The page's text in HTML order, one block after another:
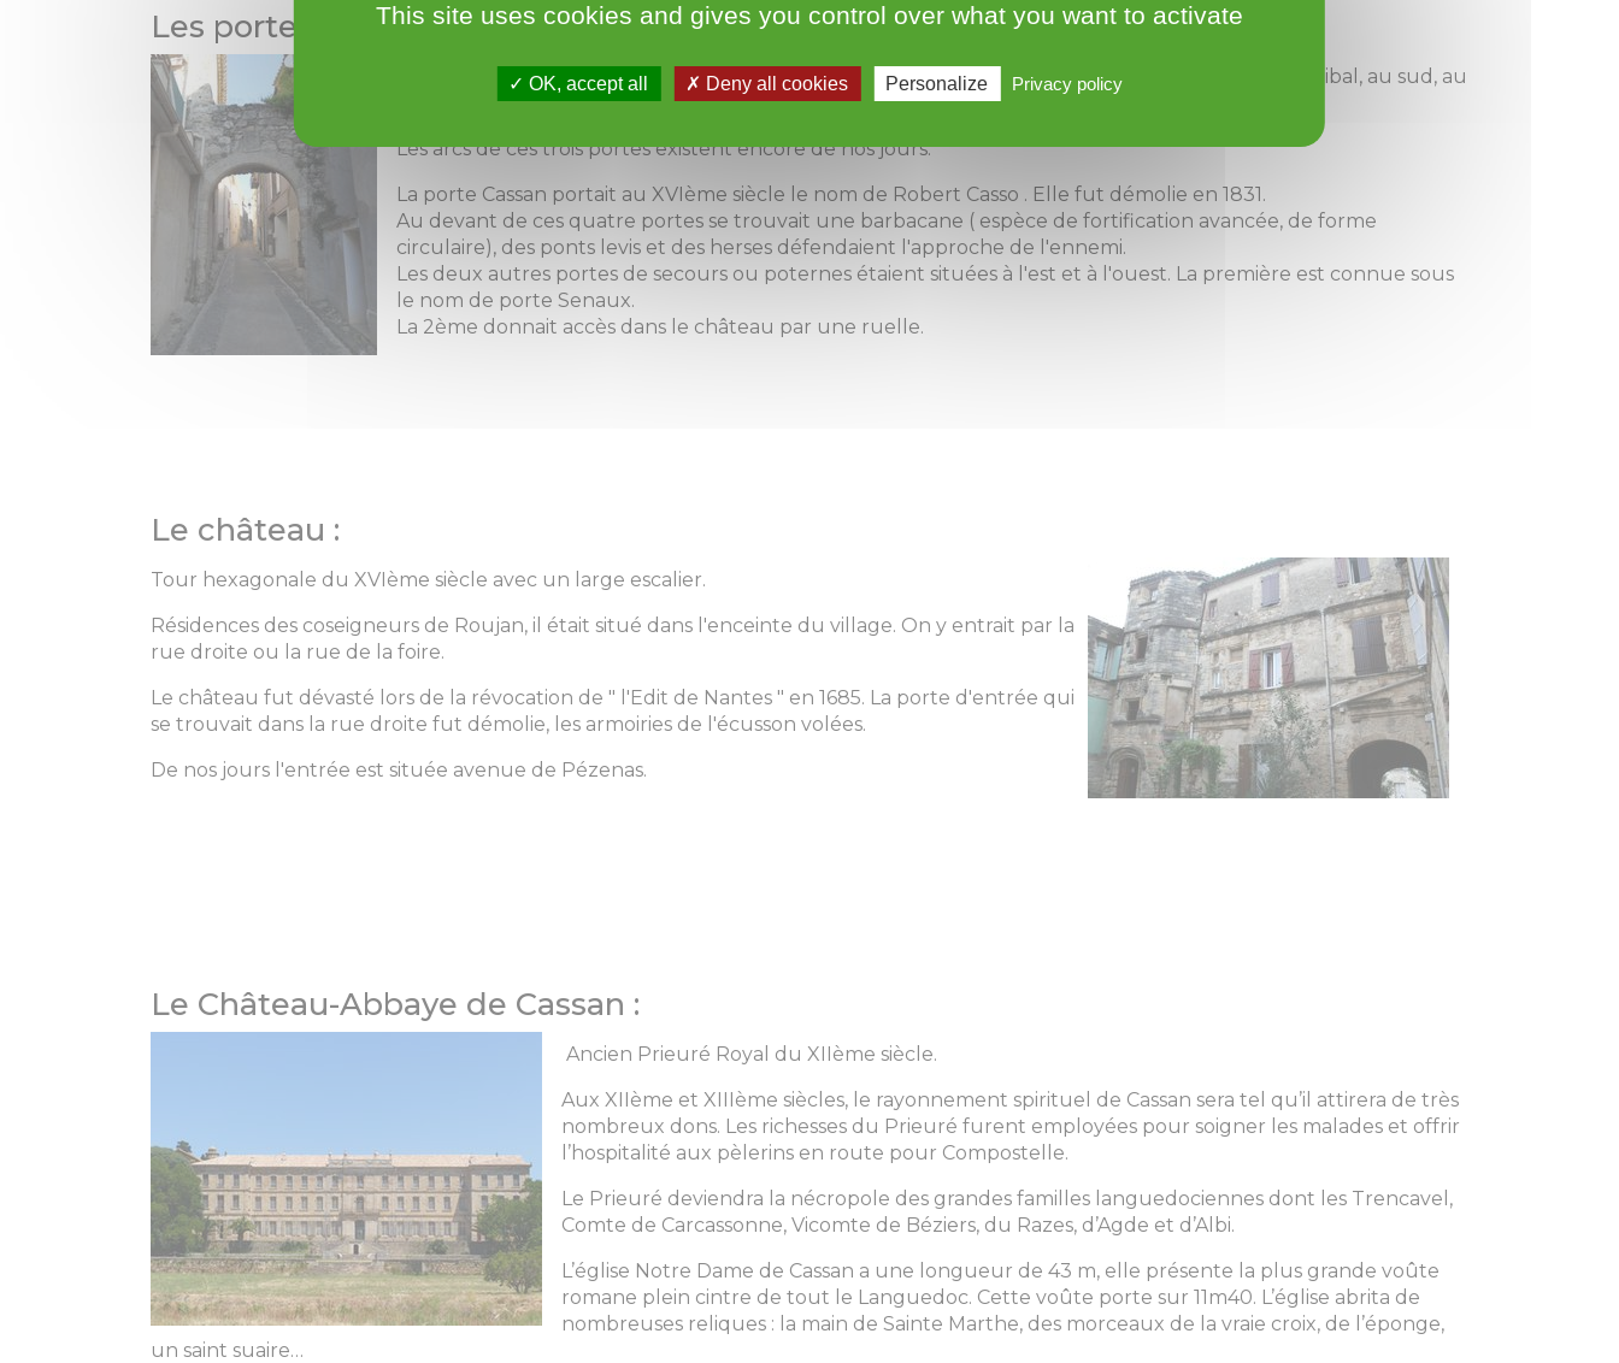
Les portes du temps :
On accédait dans la ville par six portes: St Laurent au nord, à 300 mètres face à l'église, la porte Bibal, au sud, au
fond de la rue droite, la porte St Pierre qui faisait face au hameau de St Jean.
Les arcs de ces trois portes existent encore de nos jours.
La porte Cassan portait au XVIème siècle le nom de Robert Casso . Elle fut démolie en 1831.
Au devant de ces quatre portes se trouvait une barbacane ( espèce de fortification avancée, de forme
circulaire), des ponts levis et des herses défendaient l'approche de l'ennemi.
Les deux autres portes de secours ou poternes étaient situées à l'est et à l'ouest. La première est connue sous
le nom de porte Senaux.
La 2ème donnait accès dans le château par une ruelle.
Le château :
Tour hexagonale du XVIème siècle avec un large escalier.
Résidences des coseigneurs de Roujan, il était situé dans l'enceinte du village. On y entrait par la
rue droite ou la rue de la foire.
Le château fut dévasté lors de la révocation de " l'Edit de Nantes " en 1685. La porte d'entrée qui
se trouvait dans la rue droite fut démolie, les armoiries de l'écusson volées.
De nos jours l'entrée est située avenue de Pézenas.
Le Château-Abbaye de Cassan :
Ancien Prieuré Royal du XIIème siècle.
Aux XIIème et XIIIème siècles, le rayonnement spirituel de Cassan sera tel qu’il attirera de très
nombreux dons. Les richesses du Prieuré furent employées pour soigner les malades et offrir
l’hospitalité aux pèlerins en route pour Compostelle.
Le Prieuré deviendra la nécropole des grandes familles languedociennes dont les Trencavel,
Comte de Carcassonne, Vicomte de Béziers, du Razes, d’Agde et d’Albi.
L’église Notre Dame de Cassan a une longueur de 43 m, elle présente la plus grande voûte
romane plein cintre de tout le Languedoc. Cette voûte porte sur 11m40. L’église abrita de
nombreuses reliques : la main de Sainte Marthe, des morceaux de la vraie croix, de l’éponge,
un saint suaire…
This site uses cookies and gives you control over what you want to activate
OK, accept all Deny all cookies Personalize Privacy policy